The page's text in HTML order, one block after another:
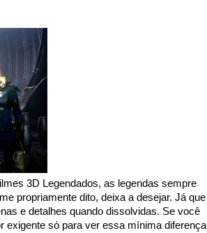
3D Legendados, as legendas sempre
propriamente dito, deixa a desejar. Já que
e detalhes quando dissolvidas. Se você
exigente só para ver essa mínima diferença